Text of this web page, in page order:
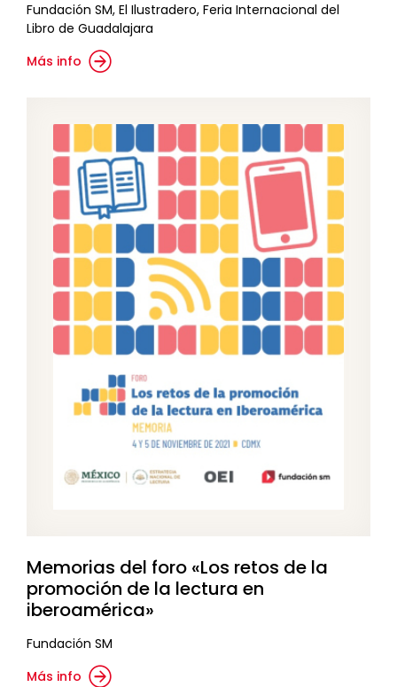
Fundación SM, El Ilustradero, Feria Internacional del
Libro de Guadalajara
Más info
Memorias del foro «Los retos de la
promoción de la lectura en
iberoamérica»
Fundación SM
Más info